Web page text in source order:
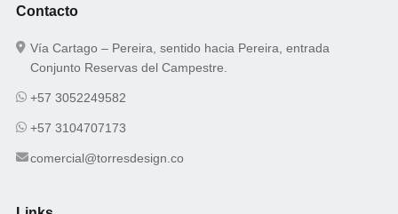
Contacto
Vía Cartago – Pereira, sentido hacia Pereira, entrada
Conjunto Reservas del Campestre.
+57 3052249582
+57 3104707173
comercial@torresdesign.co